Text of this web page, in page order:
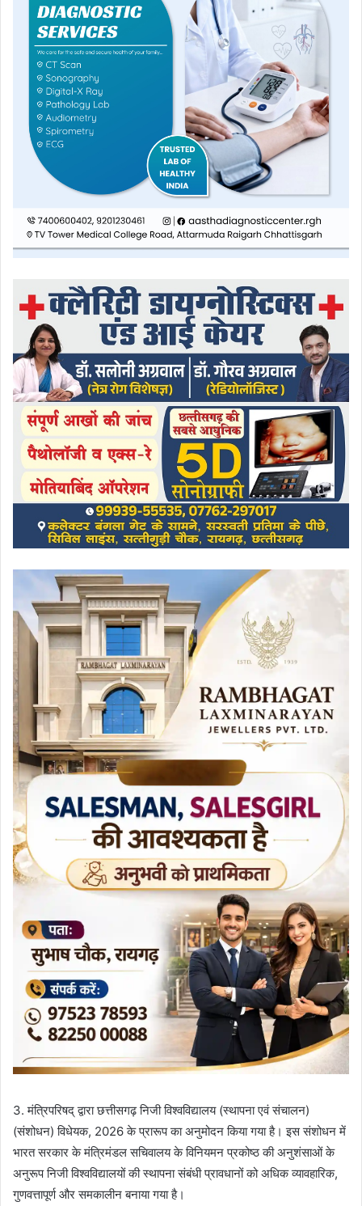
3. मंत्रिपरिषद् द्वारा छत्तीसगढ़ निजी विश्वविद्यालय (स्थापना एवं संचालन)
(संशोधन) विधेयक, 2026 के प्रारूप का अनुमोदन किया गया है। इस संशोधन में
भारत सरकार के मंत्रिमंडल सचिवालय के विनियमन प्रकोष्ठ की अनुशंसाओं के
अनुरूप निजी विश्वविद्यालयों की स्थापना संबंधी प्रावधानों को अधिक व्यावहारिक,
गुणवत्तापूर्ण और समकालीन बनाया गया है।